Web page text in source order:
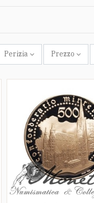
Perizia Prezzo